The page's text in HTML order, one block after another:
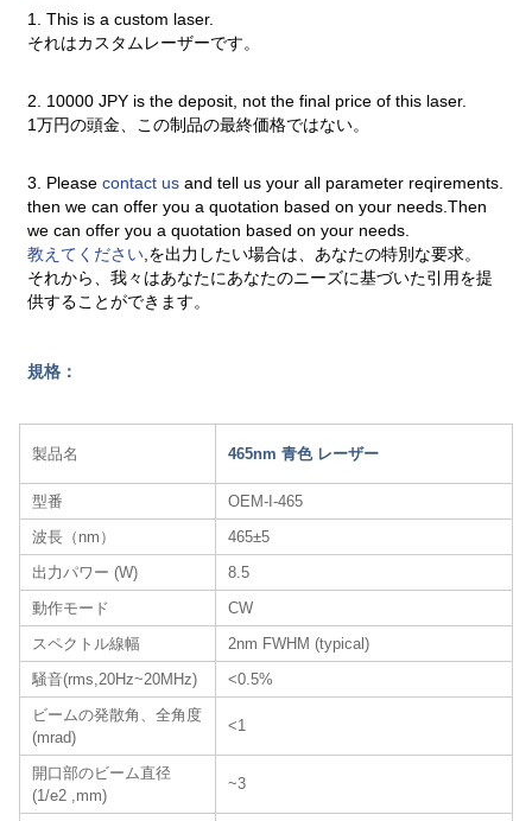
1. This is a custom laser.
それはカスタムレーザーです。
2. 10000 JPY is the deposit, not the final price of this laser.
1万円の頭金、この制品の最終価格ではない。
3. Pleasecontact usand tell us your all parameter reqirements.
then we can offer you a quotation based on your needs.Then
we can offer you a quotation based on your needs.
教えてください ,を出力したい場合は、あなたの特別な要求。
それから、我々はあなたにあなたのニーズに基づいた引用を提
供することができます。
規格：
製品名 465nm 青色 レーザー
型番
OEM-I-465
波長（nm）
465±5
出力パワー (W)
8.5
動作モード
CW
スペクトル線幅
2nm FWHM (typical)
騒音(rms,20Hz~20MHz)
<0.5%
ビームの発散角、全角度
(mrad)
<1
開口部のビーム直径
(1/e2 ,mm)
~3